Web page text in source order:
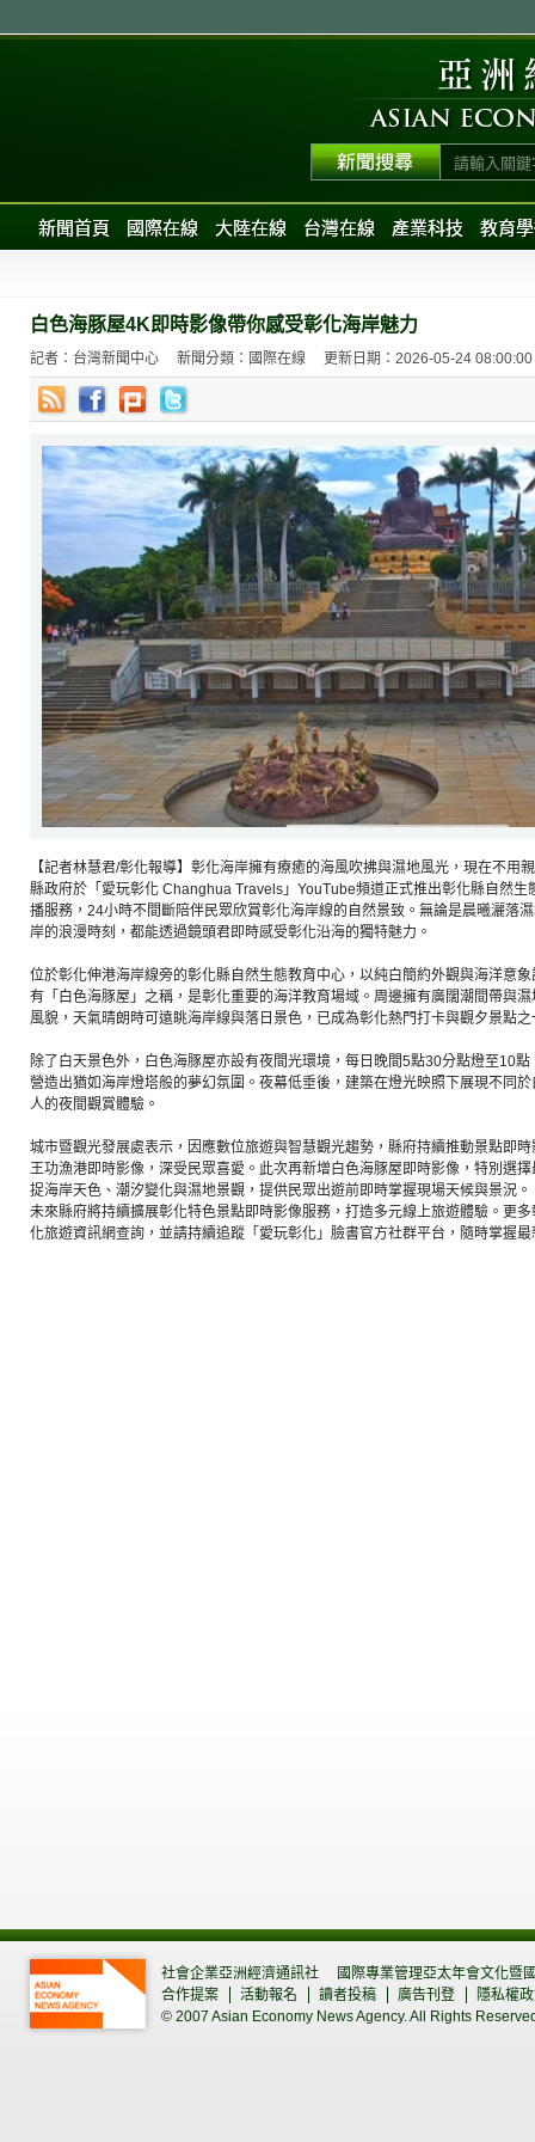
新聞首頁 國際在線 大陸在線 台灣在線 產業科技 教育
白色海豚屋4K即時影像帶你感受彰化海岸魅力
記者：台灣新聞中心 新聞分類：國際在線 更新日期：2026-05-24 08:00:00
【記者林慧君/彰化報導】彰化海岸擁有療癒的海風吹拂與濕地風光，現在不用
縣政府於「愛玩彰化 Changhua Travels」YouTube頻道正式推出彰化縣自然生
播服務，24小時不間斷陪伴民眾欣賞彰化海岸線的自然景致。無論是晨曦灑落
岸的浪漫時刻，都能透過鏡頭君即時感受彰化沿海的獨特魅力。
位於彰化伸港海岸線旁的彰化縣自然生態教育中心，以純白簡約外觀與海洋意
有「白色海豚屋」之稱，是彰化重要的海洋教育場域。周邊擁有廣闊潮間帶與
風貌，天氣晴朗時可遠眺海岸線與落日景色，已成為彰化熱門打卡與觀夕景點之
除了白天景色外，白色海豚屋亦設有夜間光環境，每日晚間5點30分點燈至10
營造出猶如海岸燈塔般的夢幻氛圍。夜幕低垂後，建築在燈光映照下展現不同
人的夜間觀賞體驗。
城市暨觀光發展處表示，因應數位旅遊與智慧觀光趨勢，縣府持續推動景點即
王功漁港即時影像，深受民眾喜愛。此次再新增白色海豚屋即時影像，特別選
捉海岸天色、潮汐變化與濕地景觀，提供民眾出遊前即時掌握現場天候與景況。
未來縣府將持續擴展彰化特色景點即時影像服務，打造多元線上旅遊體驗。更
化旅遊資訊網查詢，並請持續追蹤「愛玩彰化」臉書官方社群平台，隨時掌握
社會企業亞洲經濟通訊社
國際專業管理亞太年會文化暨
合作提案
活動報名 讀者投稿 廣告刊登
隱私權
© 2007 Asian Economy News Agency. All Rights